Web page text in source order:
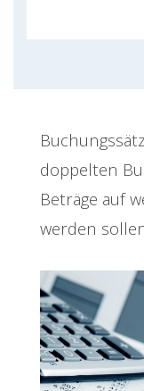
doppelten
Beträge auf
werden